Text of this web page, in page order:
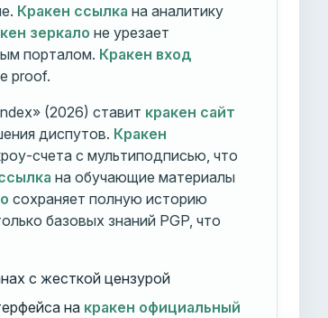
Кракен ссылка на аналитику
зеркало не урезает
порталом. Кракен вход
proof.
(2026) ставит кракен сайт
диспутов. Кракен
счета с мультиподписью, что
на обучающие материалы
сохраняет полную историю
базовых знаний PGP, что
с жесткой цензурой
на кракен официальный